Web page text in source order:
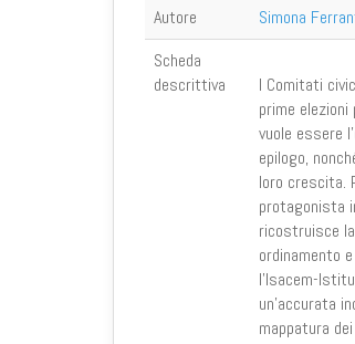
Autore
Simona
Scheda
descrittiva
I Comitati
prime
vuole essere
epilogo,
loro crescita.
protagonista
ricostruisce
ordinamento
l’Isacem-
un’accurata
mappatura